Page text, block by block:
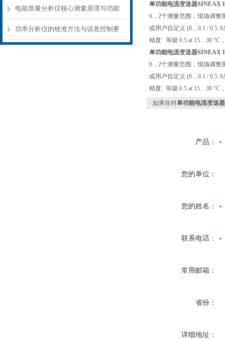
量应用场景
电能质量分析仪核心测量原理与功能
模块解析
功率分析仪的校准方法与误差控制要
单功能电流变送器SINEAX
6，2个测量范围，现场调整
或用户自定义 (0…0.1 / 0.5
精度: 等级 0.5 at 15…30 °C
单功能电流变送器SINEAX
6，2个测量范围，现场调整
或用户自定义 (0…0.1 / 0.5
精度: 等级 0.5 at 15…30 °C
如果你对单功能电流变送
产品：
您的单位：
您的姓名：
联系电话：
常用邮箱：
省份：
详细地址：